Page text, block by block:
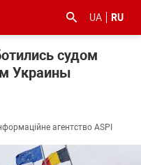
UA RU
судом
Украины
агентство ASPI
#коронавірус